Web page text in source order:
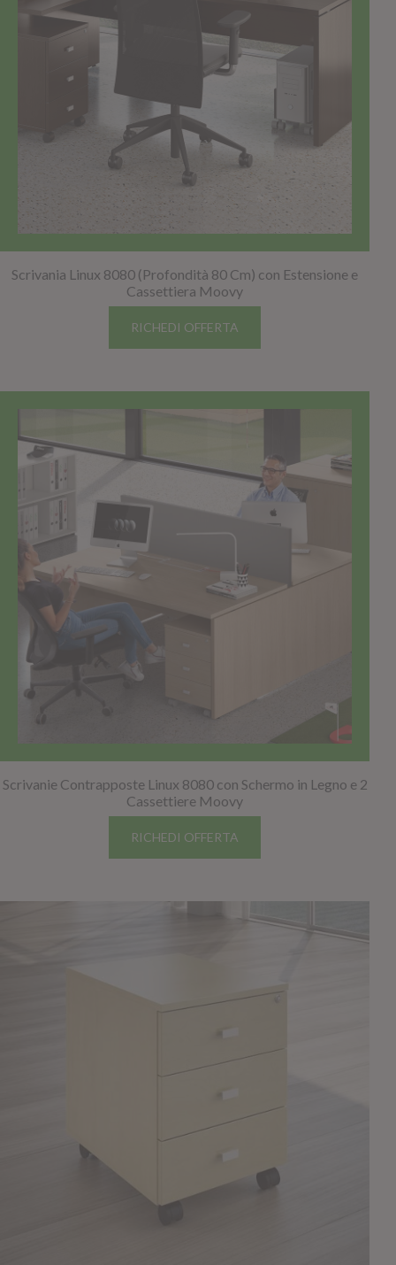
Scrivania Linux 8080 (Profondità 80 Cm) con Estensione e
Cassettiera Moovy
RICHEDI OFFERTA
TOP SELLER!
Scrivanie Contrapposte Linux 8080 con Schermo in Legno e 2
Cassettiere Moovy
RICHEDI OFFERTA